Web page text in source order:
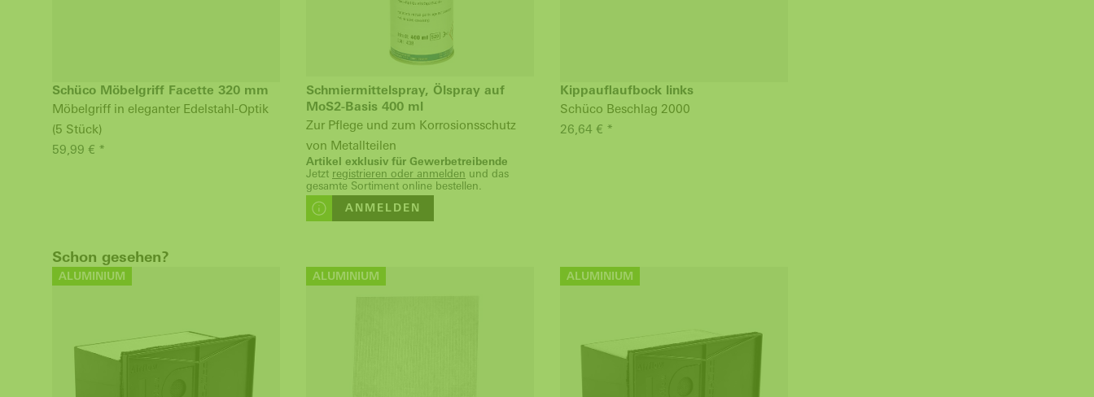
Schüco Möbelgriff Facette 320 mm
Möbelgriff in eleganter Edelstahl-Optik
(5 Stück)
59,99 € *
Schmiermittelspray, Ölspray auf
MoS2-Basis 400 ml
Zur Pflege und zum Korrosionsschutz
von Metallteilen
Artikel exklusiv für Gewerbetreibende
Jetzt registrieren oder anmelden und das
gesamte Sortiment online bestellen.
ANMELDEN
Kippauflaufbock links
Schüco Beschlag 2000
26,64 € *
Schon gesehen?
ALUMINIUM ALUMINIUM ALUMINIUM